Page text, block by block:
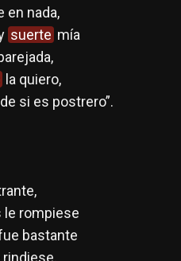
en nada,
suerte mía
la quiero,
si es postrero”.
le rompiese
bastante